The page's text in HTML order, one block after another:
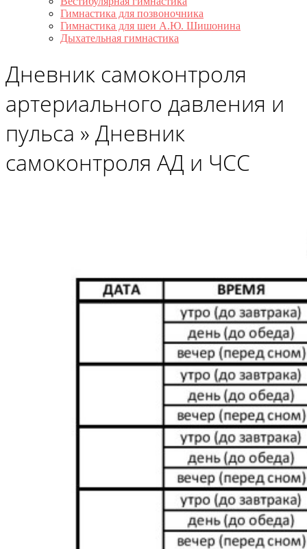
Гимнастика для позвоночника
Гимнастика для шеи А.Ю. Шишонина
Дыхательная гимнастика
Дневник самоконтроля
артериального давления и
пульса » Дневник
самоконтроля АД и ЧСС